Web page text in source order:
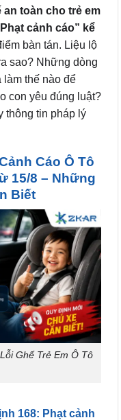
toàn cho trẻ em
cảnh cáo” kể
bàn tán. Liệu lộ
sao? Những dòng
làm thế nào để
con yêu đúng luật?
thông tin pháp lý
Cáo Ô Tô
15/8 – Những
Biết
Ghế Trẻ Em Ô Tô
168: Phạt cảnh